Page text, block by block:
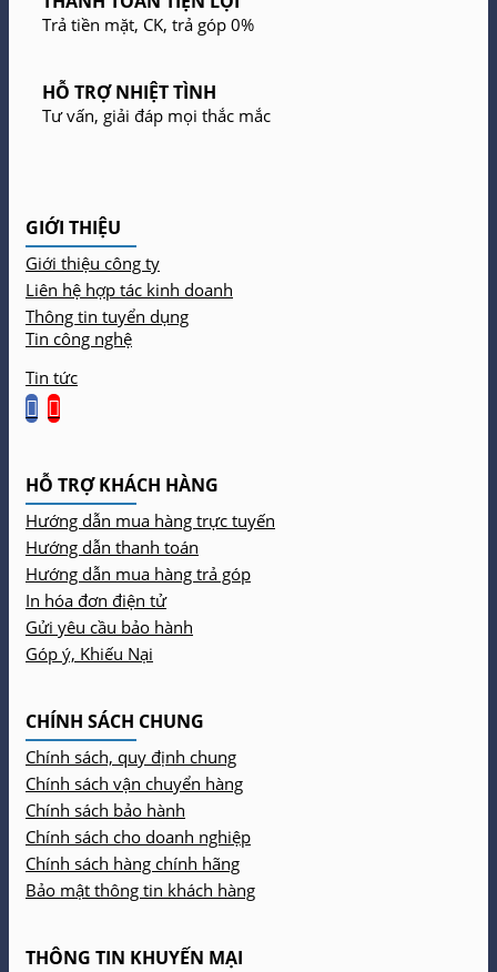
Trả tiền mặt, CK, trả góp 0%
HỖ TRỢ NHIỆT TÌNH
Tư vấn, giải đáp mọi thắc mắc
GIỚI THIỆU
Giới thiệu công ty
Liên hệ hợp tác kinh doanh
Thông tin tuyển dụng
Tin công nghệ
Tin tức
HỖ TRỢ KHÁCH HÀNG
Hướng dẫn mua hàng trực tuyến
Hướng dẫn thanh toán
Hướng dẫn mua hàng trả góp
In hóa đơn điện tử
Gửi yêu cầu bảo hành
Góp ý, Khiếu Nại
CHÍNH SÁCH CHUNG
Chính sách, quy định chung
Chính sách vận chuyển hàng
Chính sách bảo hành
Chính sách cho doanh nghiệp
Chính sách hàng chính hãng
Bảo mật thông tin khách hàng
THÔNG TIN KHUYẾN MẠI